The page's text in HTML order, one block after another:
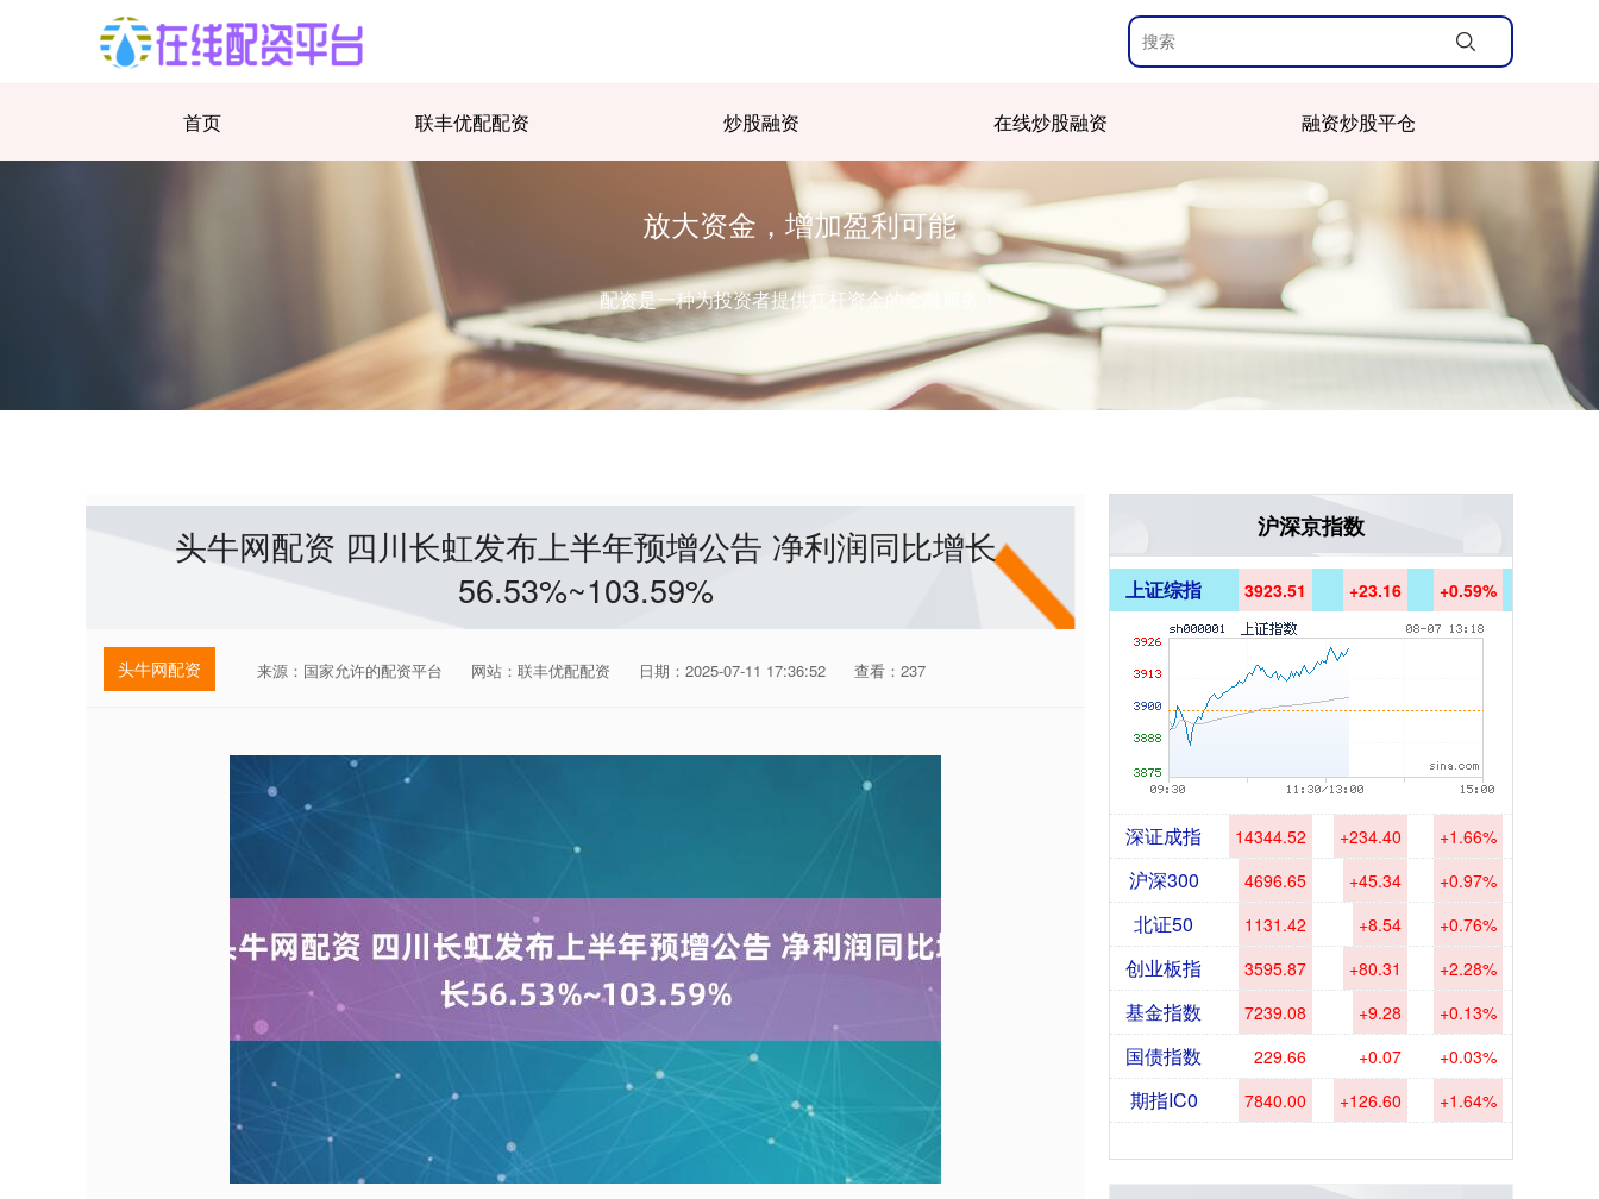
首页 联丰优配配资 炒股融资 在线炒股融资 融资炒股平仓
放大资金，增加盈利可能
配资是一种为投资者提供杠杆资金的金融服务！
头牛网配资 四川长虹发布上半年预增公告 净利润同比增长
56.53%~103.59%
头牛网配资 来源：国家允许的配资平台 网站：联丰优配配资 日期：2025-07-11 17:36:52 查看：237
沪深京指数
上证综指 3923.51 +23.16 +0.59%
深证成指 14344.52 +234.40 +1.66%
沪深300 4696.65 +45.34 +0.97%
北证50 1131.42 +8.54 +0.76%
创业板指 3595.87 +80.31 +2.28%
基金指数 7239.08 +9.28 +0.13%
国债指数 229.66 +0.07 +0.03%
期指IC0 7840.00 +126.60 +1.64%